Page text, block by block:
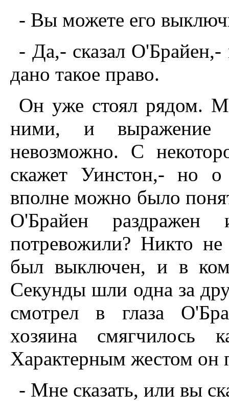
- Вы можете его
- Да,- сказал
дано такое право.
Он уже стоял рядом.
ними, и выражение
невозможно. С
скажет Уинстон,- но
вполне можно было
О'Брайен раздражен
потревожили? Никто
был выключен, и в
Секунды шли одна за
смотрел в глаза
хозяина
Характерным жестом он
- Мне сказать, или вы